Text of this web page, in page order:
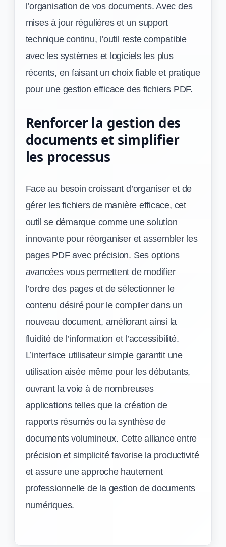
l’organisation de vos documents. Avec des
mises à jour régulières et un support
technique continu, l’outil reste compatible
avec les systèmes et logiciels les plus
récents, en faisant un choix fiable et pratique
pour une gestion efficace des fichiers PDF.
Renforcer la gestion des
documents et simplifier
les processus
Face au besoin croissant d’organiser et de
gérer les fichiers de manière efficace, cet
outil se démarque comme une solution
innovante pour réorganiser et assembler les
pages PDF avec précision. Ses options
avancées vous permettent de modifier
l’ordre des pages et de sélectionner le
contenu désiré pour le compiler dans un
nouveau document, améliorant ainsi la
fluidité de l’information et l’accessibilité.
L’interface utilisateur simple garantit une
utilisation aisée même pour les débutants,
ouvrant la voie à de nombreuses
applications telles que la création de
rapports résumés ou la synthèse de
documents volumineux. Cette alliance entre
précision et simplicité favorise la productivité
et assure une approche hautement
professionnelle de la gestion de documents
numériques.